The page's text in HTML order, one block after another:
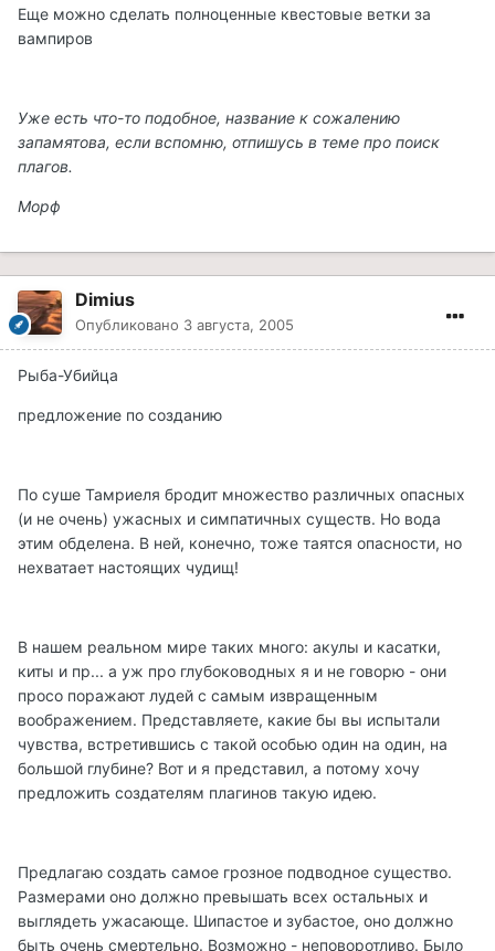
Еще можно сделать полноценные квестовые ветки за
вампиров
Уже есть что-то подобное, название к сожалению
запамятова, если вспомню, отпишусь в теме про поиск
плагов.
Морф
Dimius
Опубликовано 3 августа, 2005
Рыба-Убийца
предложение по созданию
По суше Тамриеля бродит множество различных опасных
(и не очень) ужасных и симпатичных существ. Но вода
этим обделена. В ней, конечно, тоже таятся опасности, но
нехватает настоящих чудищ!
В нашем реальном мире таких много: акулы и касатки,
киты и пр... а уж про глубоководных я и не говорю - они
просо поражают лудей с самым извращенным
воображением. Представляете, какие бы вы испытали
чувства, встретившись с такой особью один на один, на
большой глубине? Вот и я представил, а потому хочу
предложить создателям плагинов такую идею.
Предлагаю создать самое грозное подводное существо.
Размерами оно должно превышать всех остальных и
выглядеть ужасающе. Шипастое и зубастое, оно должно
быть очень смертельно. Возможно - неповоротливо. Было